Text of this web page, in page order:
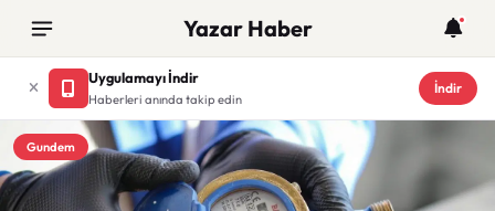
Yazar Haber
Uygulamayı İndir
Haberleri anında takip edin
İndir
Gundem